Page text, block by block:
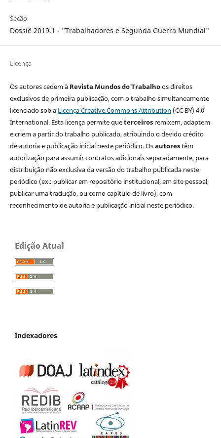
Seção
Dossiê 2019.1 - "Trabalhadores e Segunda Guerra Mundial"
Licença
Os autores cedem à Revista Mundos do Trabalhoos direitos
exclusivos de primeira publicação, com o trabalho simultaneamente
licenciado sob a Licença Creative Commons Attribution (CC BY) 4.0
International. Esta licença permite queterceirosremixem, adaptem
e criem a partir do trabalho publicado, atribuindo o devido crédito
de autoria e publicação inicial neste periódico. Osautorestêm
autorização para assumir contratos adicionais separadamente, para
distribuição não exclusiva da versão do trabalho publicada neste
periódico (ex.: publicar em repositório institucional, em site pessoal,
publicar uma tradução, ou como capítulo de livro), com
reconhecimento de autoria e publicação inicial neste periódico.
Edição Atual
Indexadores